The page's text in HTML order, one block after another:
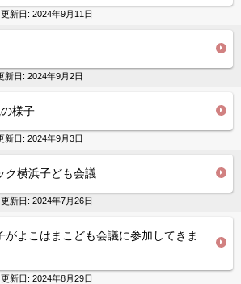
新日: 2024年9月11日
新日: 2024年9月2日
様子
新日: 2024年9月3日
ク横浜子ども会議
新日: 2024年7月26日
がよこはまこども会議に参加してきま
新日: 2024年8月29日